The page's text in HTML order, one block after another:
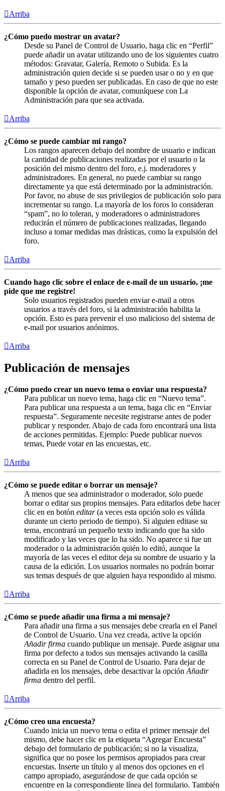
Arriba
¿Cómo puedo mostrar un avatar?
Desde su Panel de Control de Usuario, haga clic en “Perfil”
puede añadir un avatar utilizando uno de los siguientes cuatro
métodos: Gravatar, Galería, Remoto o Subida. Es la
administración quien decide si se pueden usar o no y en que
tamaño y peso pueden ser publicadas. En caso de que no este
disponible la opción de avatar, comuníquese con La
Administración para que sea activada.
Arriba
¿Cómo se puede cambiar mi rango?
Los rangos aparecen debajo del nombre de usuario e indican
la cantidad de publicaciones realizadas por el usuario o la
posición del mismo dentro del foro, e.j. moderadores y
administradores. En general, no puede cambiar su rango
directamente ya que está determinado por la administración.
Por favor, no abuse de sus privilegios de publicación solo para
incrementar su rango. La mayoría de los foros lo consideran
“spam”, no lo toleran, y moderadores o administradores
reducirán el número de publicaciones realizadas, llegando
incluso a tomar medidas mas drásticas, como la expulsión del
foro.
Arriba
Cuando hago clic sobre el enlace de e-mail de un usuario, ¡me
pide que me registre!
Solo usuarios registrados pueden enviar e-mail a otros
usuarios a través del foro, si la administración habilita la
opción. Esto es para prevenir el uso malicioso del sistema de
e-mail por usuarios anónimos.
Arriba
Publicación de mensajes
¿Cómo puedo crear un nuevo tema o enviar una respuesta?
Para publicar un nuevo tema, haga clic en “Nuevo tema”.
Para publicar una respuesta a un tema, haga clic en “Enviar
respuesta”. Seguramente necesite registrarse antes de poder
publicar y responder. Abajo de cada foro encontrará una lista
de acciones permitidas. Ejemplo: Puede publicar nuevos
temas, Puede votar en las encuestas, etc.
Arriba
¿Cómo se puede editar o borrar un mensaje?
A menos que sea administrador o moderador, solo puede
borrar o editar sus propios mensajes. Para editarlos debe hacer
clic en en botón editar(a veces esta opción solo es válida
durante un cierto periodo de tiempo). Si alguien editase su
tema, encontrará un pequeño texto indicando que ha sido
modificado y las veces que lo ha sido. No aparece si fue un
moderador o la administración quién lo editó, aunque la
mayoría de las veces el editor deja su nombre de usuario y la
causa de la edición. Los usuarios normales no podrán borrar
sus temas después de que alguien haya respondido al mismo.
Arriba
¿Cómo se puede añadir una firma a mi mensaje?
Para añadir una firma a sus mensajes debe crearla en el Panel
de Control de Usuario. Una vez creada, active la opción
Añadir firma cuando publique un mensaje. Puede asignar una
firma por defecto a todos sus mensajes activando la casilla
correcta en su Panel de Control de Usuario. Para dejar de
añadirla en los mensajes, debe desactivar la opción Añadir
firma dentro del perfil.
Arriba
¿Cómo creo una encuesta?
Cuando inicia un nuevo tema o edita el primer mensaje del
mismo, debe hacer clic en la etiqueta “Agregar Encuesta”
debajo del formulario de publicación; si no la visualiza,
significa que no posee los permisos apropiados para crear
encuestas. Inserte un título y al menos dos opciones en el
campo apropiado, asegurándose de que cada opción se
encuentre en la correspondiente línea del formulario. También